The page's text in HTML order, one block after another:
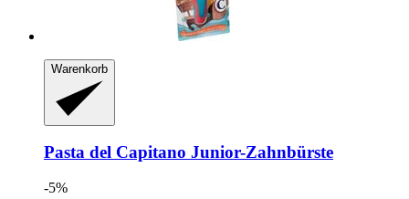
Warenkorb
Pasta del Capitano Junior-​Zahnbürste
-5%